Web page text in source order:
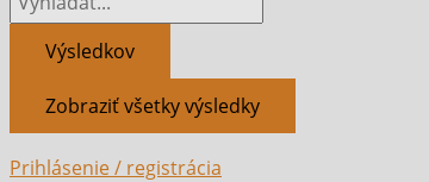
Výsledkov
Zobraziť všetky výsledky
Prihlásenie / registrácia